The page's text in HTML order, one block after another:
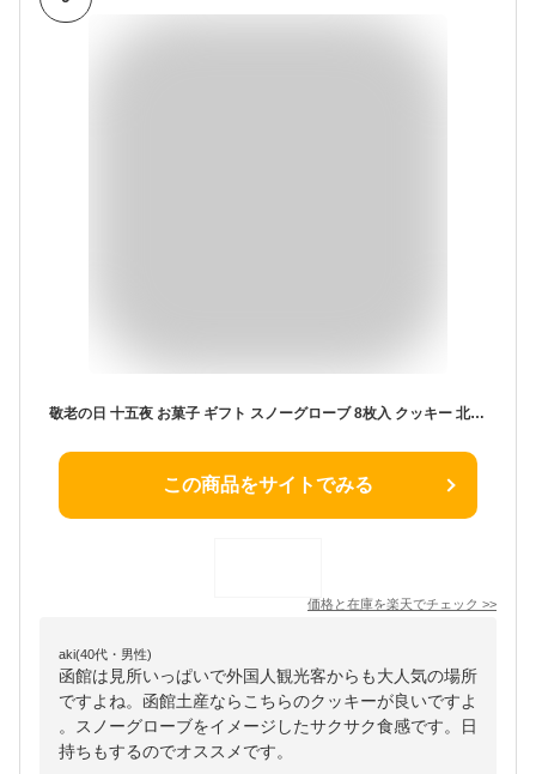
敬老の日 十五夜 お菓子 ギフト スノーグローブ 8枚入 クッキー 北海道 函館 お菓子 焼き菓子 洋菓子 手づくり スイーツ デザート サブレ プレゼント 個包装 お土産 手土産 お取り寄せ 贈り物 記念日 結婚祝い 内祝い お返し お礼 お祝い 帰省 スナッフルス公式
この商品をサイトでみる
価格と在庫を楽天でチェック >>
aki(40代・男性)
函館は見所いっぱいで外国人観光客からも大人気の場所
ですよね。函館土産ならこちらのクッキーが良いですよ
。スノーグローブをイメージしたサクサク食感です。日
持ちもするのでオススメです。